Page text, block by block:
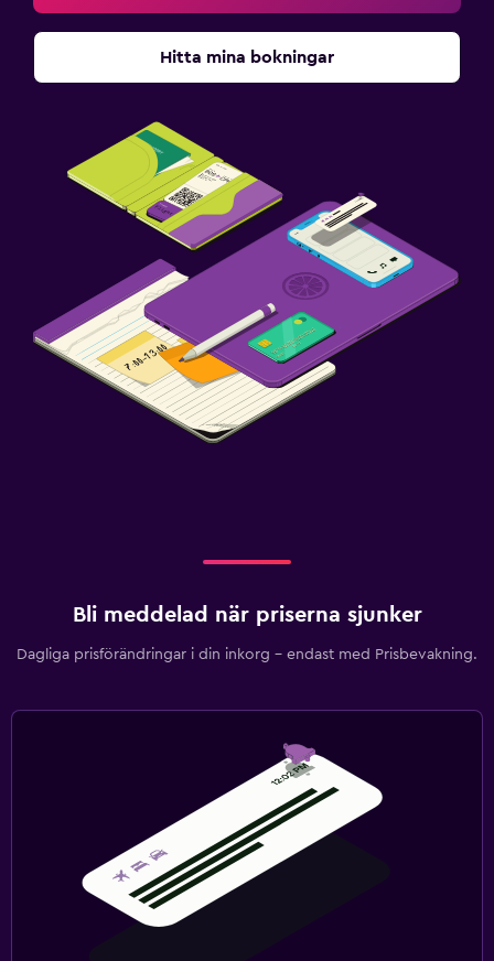
Hitta mina bokningar
Bli meddelad när priserna sjunker
Dagliga prisförändringar i din inkorg – endast med Prisbevakning.